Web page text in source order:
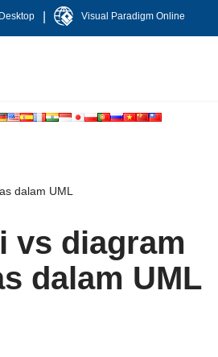
Visual Paradigm Online
dalam UML
vs diagram
dalam UML